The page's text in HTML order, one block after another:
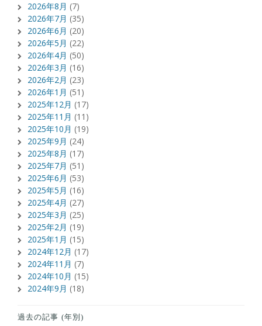
2026年8月 (7)
2026年7月 (35)
2026年6月 (20)
2026年5月 (22)
2026年4月 (50)
2026年3月 (16)
2026年2月 (23)
2026年1月 (51)
2025年12月 (17)
2025年11月 (11)
2025年10月 (19)
2025年9月 (24)
2025年8月 (17)
2025年7月 (51)
2025年6月 (53)
2025年5月 (16)
2025年4月 (27)
2025年3月 (25)
2025年2月 (19)
2025年1月 (15)
2024年12月 (17)
2024年11月 (7)
2024年10月 (15)
2024年9月 (18)
過去の記事 (年別)